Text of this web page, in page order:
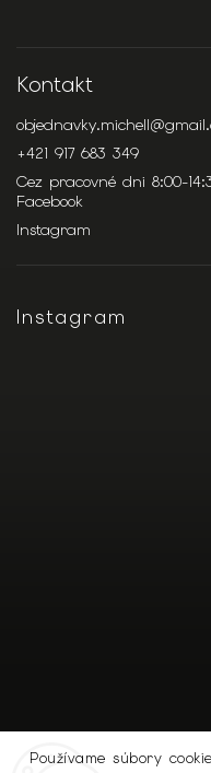
Používame súbory
Kontakt
objednavky.michell@
+421 917 683 349
Cez pracovné dni 8:00-
Facebook
Instagram
Instagram